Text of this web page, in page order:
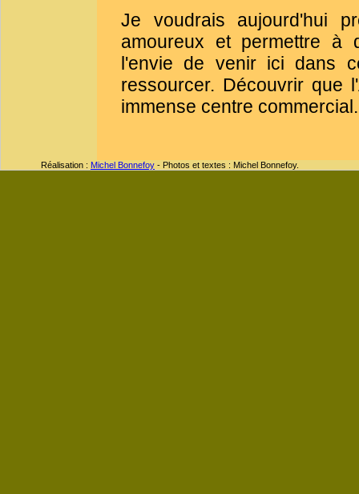
Je voudrais aujourd'hui
amoureux et permettre à
l'envie de venir ici dans
ressourcer. Découvrir que
immense centre commercial.
Réalisation : Michel Bonnefoy - Photos et textes : Michel Bonnefoy.